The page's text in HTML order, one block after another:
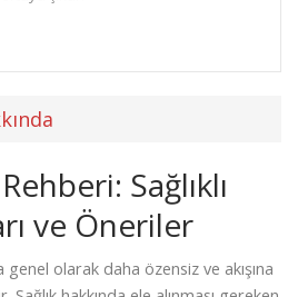
Sağlıklı
ve Öneriler
genel olarak daha özensiz ve akışına